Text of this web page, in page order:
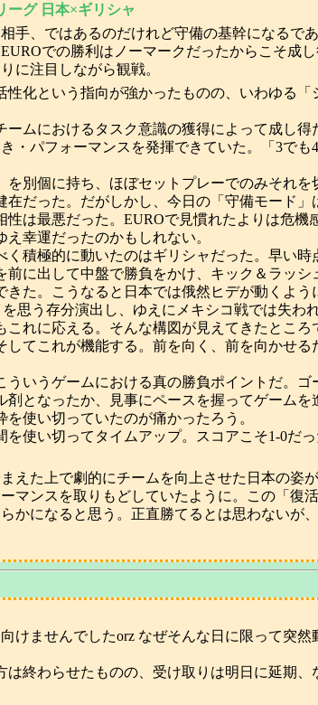
ーグ 日本×ギリシャ
手、ではあるのだけれど守備の基幹になる
での勝利はノーマークだったからこそ成
に注目しながら観戦。
性化という指向が強かったものの、いわゆる
ムにおけるタスク意識の獲得によって成し
・パフォーマンスを発揮できていた。「3で
を別個に持ち、ほぼセットプレーでのみそれ
在だった。だがしかし、今日の「守備モード
は最悪だった。EUROで見慣れたよりは危機
幸運だったのかもしれない。
積極的に動いたのはギリシャだった。早い
前に出して中盤で勝負をかけ、キック＆ラッ
た。こうなると日本では俄然ヒデが動くよ
思う存分演出し、ゆえにメキシコ戦では失わ
れに応える。そんな構図が見えてきたとこ
してこれが機能する。前を向く、前を向かせ
ういうゲームにおける真の勝負ポイントだ。
となったか、見事にペースを握ってゲーム
使い切っていたのが痛かったろう。
を使い切ってタイムアップ。スコアこそ1-0だ
えた上で劇的にチームを向上させた日本の姿
ンスを取りもどしていたように。この「復
になると思う。正直勝てるとは思わないが、
けませんでしたorz なぜそんな日に限って突
終わらせたものの、受け取りは明日に延期